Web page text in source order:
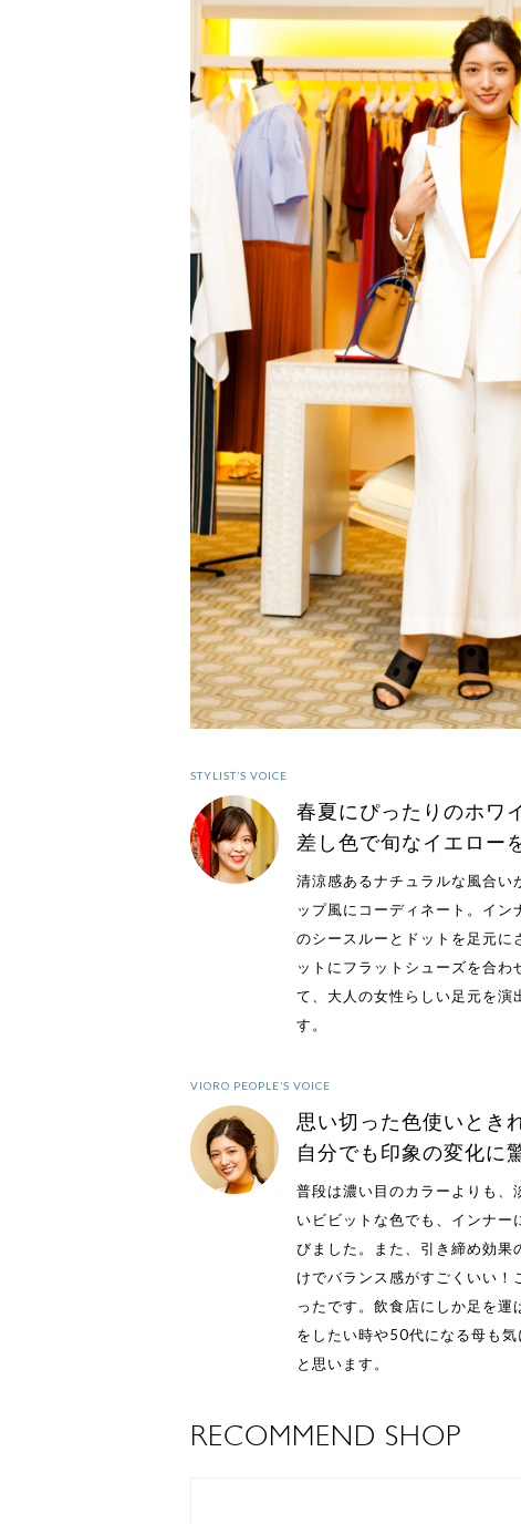
STYLIST’S VOICE
春夏にぴったりのホワ
差し色で旬なイエロー
清涼感あるナチュラルな風合い
ップ風にコーディネート。イ
のシースルーとドットを足元に
ットにフラットシューズを合
て、大人の女性らしい足元を演
す。
VIORO PEOPLE’S VOICE
思い切った色使いとき
自分でも印象の変化に
普段は濃い目のカラーよりも、
いビビットな色でも、インナ
びました。また、引き締め効果
けでバランス感がすごくいい！
ったです。飲食店にしか足を
をしたい時や50代になる母も
と思います。
RECOMMEND SHOP